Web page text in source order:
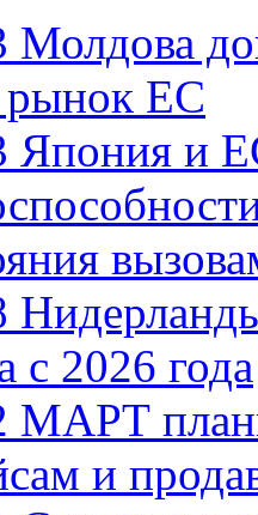
Молдова
рынок ЕС
Япония и
с 2026 года
МАРТ
и